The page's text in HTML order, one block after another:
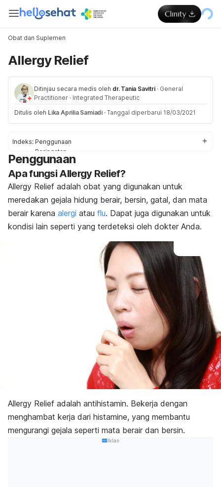
Obat dan Suplemen
Allergy Relief
Ditinjau secara medis oleh dr. Tania Savitri · General
Practitioner · Integrated Therapeutic
Ditulis oleh Lika Aprilia Samiadi · Tanggal diperbarui 18/03/2021
Indeks: Penggunaan
Peringatan
Efek Samping
Interaksi Obat
Dosis
Penggunaan
Apa fungsi Allergy Relief?
Allergy Relief adalah obat yang digunakan untuk
meredakan gejala hidung berair, bersin, gatal, dan mata
berair karena alergi atau flu. Dapat juga digunakan untuk
kondisi lain seperti yang terdeteksi oleh dokter Anda.
Allergy Relief adalah antihistamin. Bekerja dengan
menghambat kerja dari histamine, yang membantu
mengurangi gejala seperti mata berair dan bersin.
Iklan